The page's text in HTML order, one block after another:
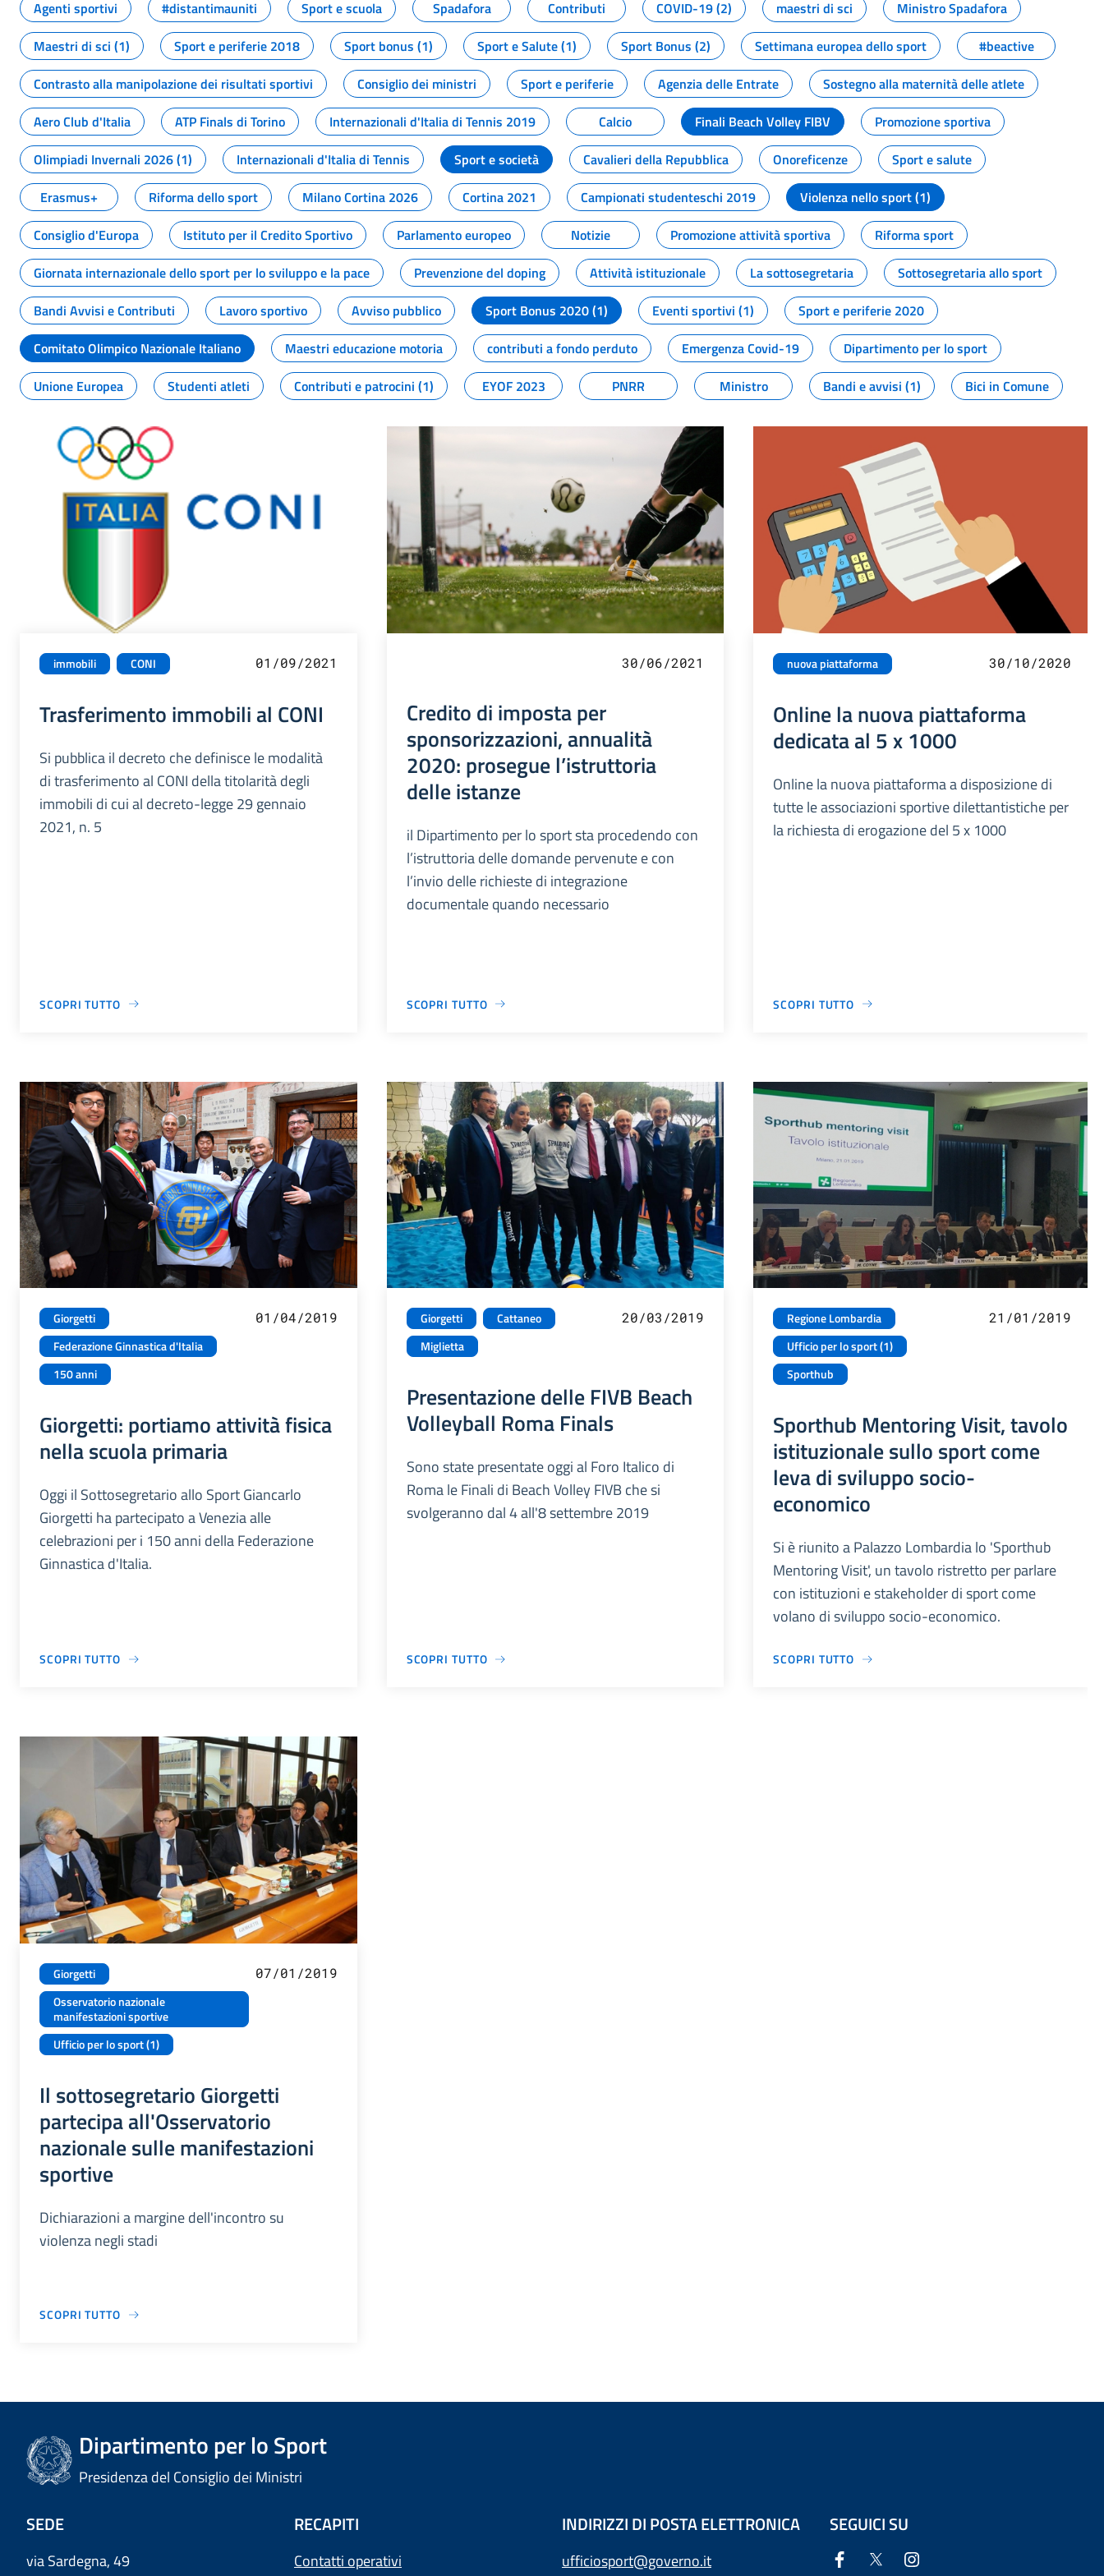
Agenti sportivi
#distantimauniti Sport e scuola Spadafora Contributi COVID-19 (2) maestri di sci
Ministro Spadafora
Maestri di sci (1)
Sport e periferie 2018 Sport bonus (1) Sport e Salute (1) Sport Bonus (2) Settimana europea dello sport
#beactive
Contrasto alla manipolazione dei risultati sportivi
Consiglio dei ministri Sport e periferie Agenzia delle Entrate
Sostegno alla maternità delle atlete
Aero Club d'Italia
ATP Finals di Torino Internazionali d'Italia di Tennis 2019 Calcio Finali Beach Volley FIBV
Promozione sportiva
Olimpiadi Invernali 2026 (1)
Internazionali d'Italia di Tennis Sport e società Cavalieri della Repubblica Onoreficenze
Sport e salute
Erasmus+
Riforma dello sport Milano Cortina 2026 Cortina 2021 Campionati studenteschi 2019
Violenza nello sport (1)
Consiglio d'Europa
Istituto per il Credito Sportivo Parlamento europeo Notizie Promozione attività sportiva
Riforma sport
Giornata internazionale dello sport per lo sviluppo e la pace
Prevenzione del doping Attività istituzionale La sottosegretaria
Sottosegretaria allo sport
Bandi Avvisi e Contributi
Lavoro sportivo Avviso pubblico Sport Bonus 2020 (1) Eventi sportivi (1)
Sport e periferie 2020
Comitato Olimpico Nazionale Italiano
Maestri educazione motoria contributi a fondo perduto Emergenza Covid-19
Dipartimento per lo sport
Unione Europea
Studenti atleti Contributi e patrocini (1) EYOF 2023 PNRR Ministro Bandi e avvisi (1) Bici in Comune
immobili CONI 01/09/2021
Trasferimento immobili al CONI
Si pubblica il decreto che definisce le modalità
di trasferimento al CONI della titolarità degli
immobili di cui al decreto-legge 29 gennaio
2021, n. 5
SCOPRI TUTTO
30/06/2021
Credito di imposta per
sponsorizzazioni, annualità
2020: prosegue l’istruttoria
delle istanze
il Dipartimento per lo sport sta procedendo con
l’istruttoria delle domande pervenute e con
l’invio delle richieste di integrazione
documentale quando necessario
SCOPRI TUTTO
nuova piattaforma 30/10/2020
Online la nuova piattaforma
dedicata al 5 x 1000
Online la nuova piattaforma a disposizione di
tutte le associazioni sportive dilettantistiche per
la richiesta di erogazione del 5 x 1000
SCOPRI TUTTO
Giorgetti
Federazione Ginnastica d'Italia
150 anni
01/04/2019
Giorgetti: portiamo attività fisica
nella scuola primaria
Oggi il Sottosegretario allo Sport Giancarlo
Giorgetti ha partecipato a Venezia alle
celebrazioni per i 150 anni della Federazione
Ginnastica d'Italia.
SCOPRI TUTTO
Giorgetti
Cattaneo
Miglietta
20/03/2019
Presentazione delle FIVB Beach
Volleyball Roma Finals
Sono state presentate oggi al Foro Italico di
Roma le Finali di Beach Volley FIVB che si
svolgeranno dal 4 all'8 settembre 2019
SCOPRI TUTTO
Regione Lombardia
Ufficio per lo sport (1)
Sporthub
21/01/2019
Sporthub Mentoring Visit, tavolo
istituzionale sullo sport come
leva di sviluppo socio-
economico
Si è riunito a Palazzo Lombardia lo 'Sporthub
Mentoring Visit', un tavolo ristretto per parlare
con istituzioni e stakeholder di sport come
volano di sviluppo socio-economico.
SCOPRI TUTTO
Giorgetti
Osservatorio nazionale
manifestazioni sportive
Ufficio per lo sport (1)
07/01/2019
Il sottosegretario Giorgetti
partecipa all'Osservatorio
nazionale sulle manifestazioni
sportive
Dichiarazioni a margine dell'incontro su
violenza negli stadi
SCOPRI TUTTO
Dipartimento per lo Sport
Presidenza del Consiglio dei Ministri
SEDE
via Sardegna, 49
RECAPITI
Contatti operativi
INDIRIZZI DI POSTA ELETTRONICA
ufficiosport@governo.it
SEGUICI SU